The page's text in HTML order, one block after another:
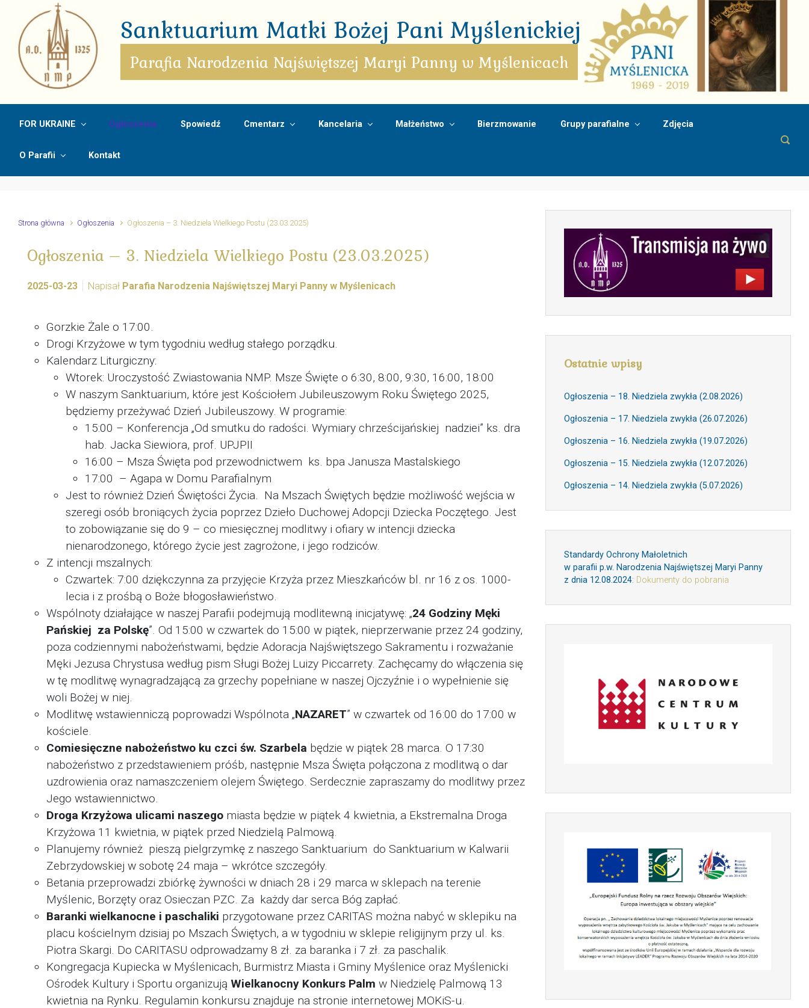
Skip to main content
Sanktuarium Matki Bożej Pani Myślenickiej
Parafia Narodzenia Najświętszej Maryi Panny w Myślenicach
FOR UKRAINE Ogłoszenia Spowiedź Cmentarz Kancelaria Małżeństwo Bierzmowanie Grupy parafialne Zdjęcia
O Parafii Kontakt
Strona główna Ogłoszenia Ogłoszenia – 3. Niedziela Wielkiego Postu (23.03.2025)
Ogłoszenia – 3. Niedziela Wielkiego Postu (23.03.2025)
2025-03-23 Napisał Parafia Narodzenia Najświętszej Maryi Panny w Myślenicach
Gorzkie Żale o 17:00.
Drogi Krzyżowe w tym tygodniu według stałego porządku.
Kalendarz Liturgiczny:
Wtorek: Uroczystość Zwiastowania NMP. Msze Święte o 6:30, 8:00, 9:30, 16:00, 18:00
W naszym Sanktuarium, które jest Kościołem Jubileuszowym Roku Świętego 2025,
będziemy przeżywać Dzień Jubileuszowy. W programie:
15:00 – Konferencja „Od smutku do radości. Wymiary chrześcijańskiej nadziei” ks. dra
hab. Jacka Siewiora, prof. UPJPII
16:00 – Msza Święta pod przewodnictwem ks. bpa Janusza Mastalskiego
17:00 – Agapa w Domu Parafialnym
Jest to również Dzień Świętości Życia. Na Mszach Świętych będzie możliwość wejścia w
szeregi osób broniących życia poprzez Dzieło Duchowej Adopcji Dziecka Poczętego. Jest
to zobowiązanie się do 9 – co miesięcznej modlitwy i ofiary w intencji dziecka
nienarodzonego, którego życie jest zagrożone, i jego rodziców.
Z intencji mszalnych:
Czwartek: 7:00 dziękczynna za przyjęcie Krzyża przez Mieszkańców bl. nr 16 z os. 1000-
lecia i z prośbą o Boże błogosławieństwo.
Wspólnoty działające w naszej Parafii podejmują modlitewną inicjatywę: „24 Godziny Męki
Pańskiej za Polskę”. Od 15:00 w czwartek do 15:00 w piątek, nieprzerwanie przez 24 godziny,
poza codziennymi nabożeństwami, będzie Adoracja Najświętszego Sakramentu i rozważanie
Męki Jezusa Chrystusa według pism Sługi Bożej Luizy Piccarrety. Zachęcamy do włączenia się
w tę modlitwę wynagradzającą za grzechy popełniane w naszej Ojczyźnie i o wypełnienie się
woli Bożej w niej.
Modlitwę wstawienniczą poprowadzi Wspólnota „NAZARET” w czwartek od 16:00 do 17:00 w
kościele.
Comiesięczne nabożeństwo ku czci św. Szarbela będzie w piątek 28 marca. O 17:30
nabożeństwo z przedstawieniem próśb, następnie Msza Święta połączona z modlitwą o dar
uzdrowienia oraz namaszczeniem olejem Świętego. Serdecznie zapraszamy do modlitwy przez
Jego wstawiennictwo.
Droga Krzyżowa ulicami naszego miasta będzie w piątek 4 kwietnia, a Ekstremalna Droga
Krzyżowa 11 kwietnia, w piątek przed Niedzielą Palmową.
Planujemy również pieszą pielgrzymkę z naszego Sanktuarium do Sanktuarium w Kalwarii
Zebrzydowskiej w sobotę 24 maja – wkrótce szczegóły.
Betania przeprowadzi zbiórkę żywności w dniach 28 i 29 marca w sklepach na terenie
Myślenic, Borzęty oraz Osieczan PZC. Za każdy dar serca Bóg zapłać.
Baranki wielkanocne i paschaliki przygotowane przez CARITAS można nabyć w sklepiku na
placu kościelnym dzisiaj po Mszach Świętych, a w tygodniu w sklepie religijnym przy ul. ks.
Piotra Skargi. Do CARITASU odprowadzamy 8 zł. za baranka i 7 zł. za paschalik.
Kongregacja Kupiecka w Myślenicach, Burmistrz Miasta i Gminy Myślenice oraz Myślenicki
Ośrodek Kultury i Sportu organizują Wielkanocny Konkurs Palm w Niedzielę Palmową 13
kwietnia na Rynku. Regulamin konkursu znajduje na stronie internetowej MOKiS-u.
Ostatnie wpisy
Ogłoszenia – 18. Niedziela zwykła (2.08.2026)
Ogłoszenia – 17. Niedziela zwykła (26.07.2026)
Ogłoszenia – 16. Niedziela zwykła (19.07.2026)
Ogłoszenia – 15. Niedziela zwykła (12.07.2026)
Ogłoszenia – 14. Niedziela zwykła (5.07.2026)
Standardy Ochrony Małoletnich
w parafii p.w. Narodzenia Najświętszej Maryi Panny
z dnia 12.08.2024: Dokumenty do pobrania